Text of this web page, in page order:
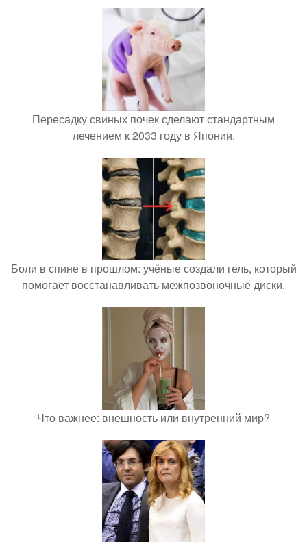
Пересадку свиных почек сделают стандартным
лечением к 2033 году в Японии.
Боли в спине в прошлом: учёные создали гель, который
помогает восстанавливать межпозвоночные диски.
Что важнее: внешность или внутренний мир?